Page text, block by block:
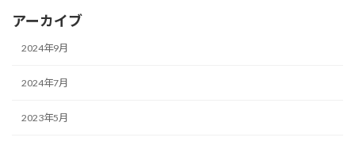
アーカイブ
2024年9月
2024年7月
2023年5月